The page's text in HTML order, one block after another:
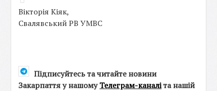
Вікторія Кіяк,
Свалявський РВ УМВС
Підписуйтесь та читайте новини
Закарпаття у нашомуТелеграм-каналіта нашій